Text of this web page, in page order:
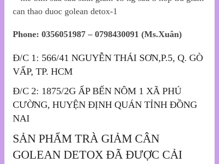
Phone: 0356051987 – 0798430091 (Ms.Xuân)
Đ/C 1: 566/41 NGUYỄN THÁI SƠN,P.5, Q. GÒ
VẤP, TP. HCM
Đ/C 2: 1875/2G ẤP BẾN NÔM 1 XÃ PHÚ
CƯỜNG, HUYỆN ĐỊNH QUÁN TỈNH ĐỒNG
NAI
SẢN PHẨM TRÀ GIẢM CÂN
GOLEAN DETOX ĐÃ ĐƯỢC CẢI